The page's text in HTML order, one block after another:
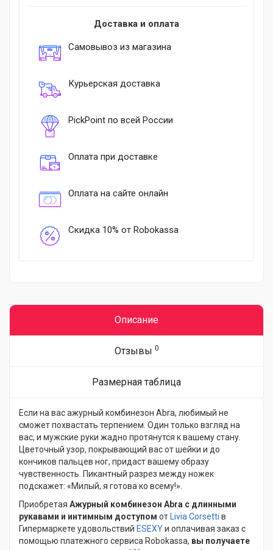
Доставка и оплата
Самовывоз из магазина
Курьерская доставка
PickPoint по всей России
Оплата при доставке
Оплата на сайте онлайн
Скидка 10% от Robokassa
Описание
Отзывы 0
Размерная таблица
Если на вас ажурный комбинезон Abra, любимый не
сможет похвастать терпением. Один только взгляд на
вас, и мужские руки жадно протянутся к вашему стану.
Цветочный узор, покрывающий вас от шейки и до
кончиков пальцев ног, придаст вашему образу
чувственность. Пикантный разрез между ножек
подскажет: «Милый, я готова ко всему!».
Приобретая Ажурный комбинезон Abra с длинными
рукавами и интимным доступом от Livia Corsetti в
Гипермаркете удовольствий ESEXYи оплачивая заказ с
помощью платежного сервиса Robokassa, вы получаете